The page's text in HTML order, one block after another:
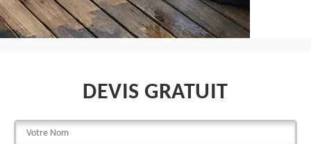
DEVIS GRATUIT